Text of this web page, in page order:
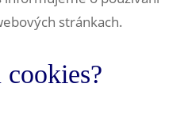
stránkach.